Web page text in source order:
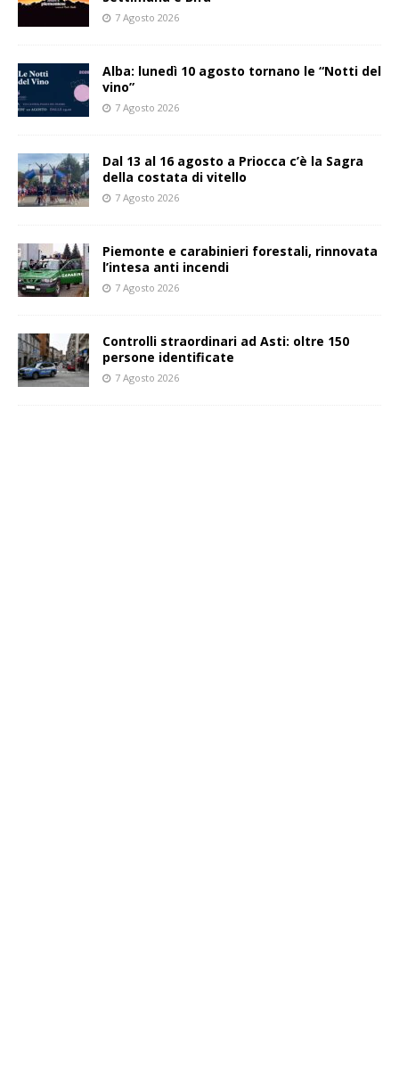
7 Agosto 2026
Alba: lunedì 10 agosto tornano le “Notti del
vino”
7 Agosto 2026
Dal 13 al 16 agosto a Priocca c’è la Sagra
della costata di vitello
7 Agosto 2026
Piemonte e carabinieri forestali, rinnovata
l’intesa anti incendi
7 Agosto 2026
Controlli straordinari ad Asti: oltre 150
persone identificate
7 Agosto 2026